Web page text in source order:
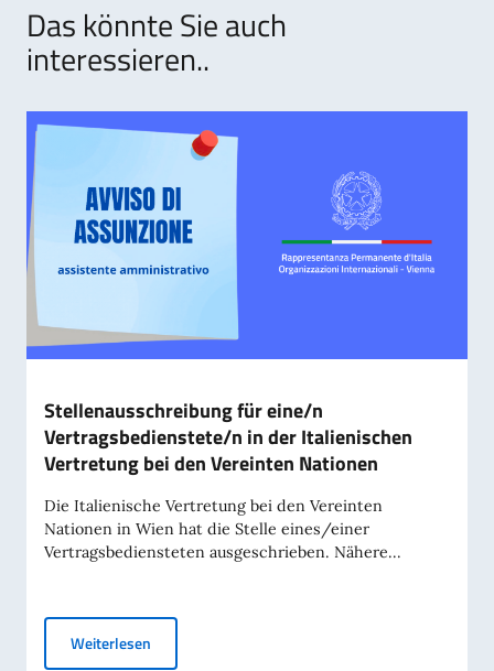
Das könnte Sie auch
interessieren..
Stellenausschreibung für eine/n
Vertragsbedienstete/n in der Italienischen
Vertretung bei den Vereinten Nationen
Die Italienische Vertretung bei den Vereinten
Nationen in Wien hat die Stelle eines/einer
Vertragsbediensteten ausgeschrieben. Nähere...
Weiterlesen